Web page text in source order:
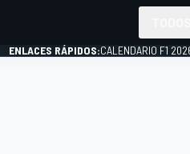
ENLACES RÁPIDOS:CALENDARIO F1